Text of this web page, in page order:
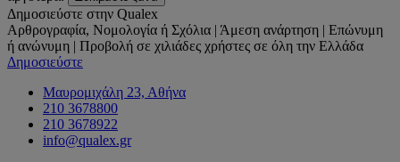
Δημοσιεύστε στην Qualex
Αρθρογραφία, Νομολογία ή Σχόλια | Άμεση ανάρτηση | Επώνυμη
ή ανώνυμη | Προβολή σε χιλιάδες χρήστες σε όλη την Ελλάδα
Δημοσιεύστε
Μαυρομιχάλη 23, Αθήνα
210 3678800
210 3678922
info@qualex.gr